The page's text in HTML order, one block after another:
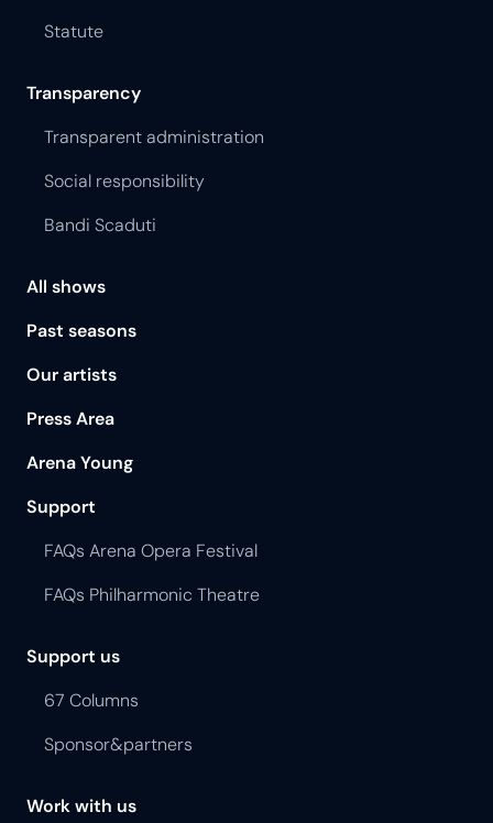
Statute
Transparency
Transparent administration
Social responsibility
Bandi Scaduti
All shows
Past seasons
Our artists
Press Area
Arena Young
Support
FAQs Arena Opera Festival
FAQs Philharmonic Theatre
Support us
67 Columns
Sponsor&partners
Work with us